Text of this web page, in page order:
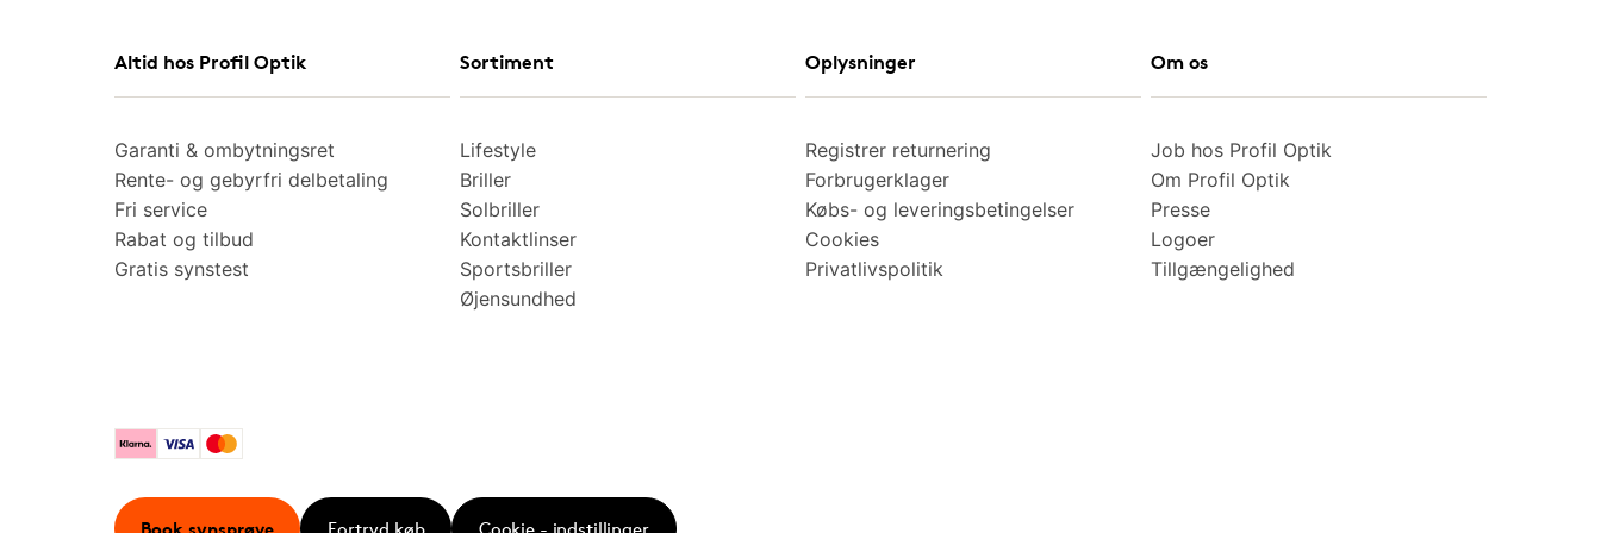
Altid hos Profil Optik
Garanti & ombytningsret
Rente- og gebyrfri delbetaling
Fri service
Rabat og tilbud
Gratis synstest
Sortiment
Lifestyle
Briller
Solbriller
Kontaktlinser
Sportsbriller
Øjensundhed
Oplysninger
Registrer returnering
Forbrugerklager
Købs- og leveringsbetingelser
Cookies
Privatlivspolitik
Om os
Job hos Profil Optik
Om Profil Optik
Presse
Logoer
Tillgængelighed
KlarnaVisa Mastercard